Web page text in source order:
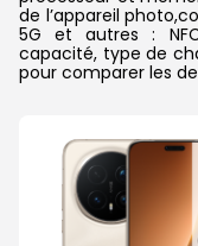
de l’appareil
5G et autres :
capacité, type de
pour comparer les